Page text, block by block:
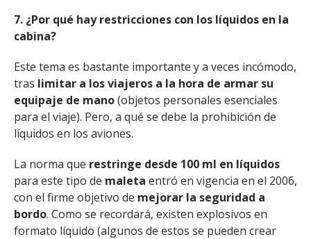
7. ¿Por qué hay restricciones con los líquidos en la
cabina?
Este tema es bastante importante y a veces incómodo,
tras limitar a los viajeros a la hora de armar su
equipaje de mano(objetos personales esenciales
para el viaje). Pero, a qué se debe la prohibición de
líquidos en los aviones.
La norma que restringe desde 100 ml en líquidos
para este tipo de maleta entró en vigencia en el 2006,
con el firme objetivo de mejorar la seguridad a
bordo. Como se recordará, existen explosivos en
formato líquido (algunos de estos se pueden crear